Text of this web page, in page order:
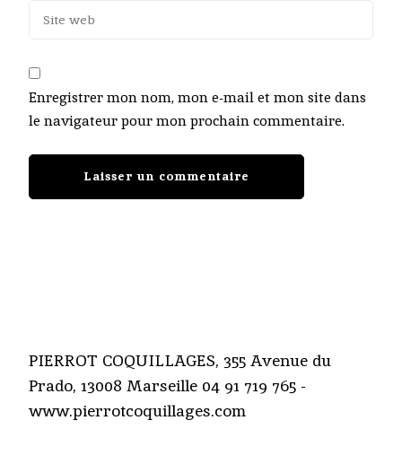
Enregistrer mon nom, mon e-mail et mon site dans
le navigateur pour mon prochain commentaire.
PIERROT COQUILLAGES, 355 Avenue du
Prado, 13008 Marseille 04 91 719 765 -
www.pierrotcoquillages.com